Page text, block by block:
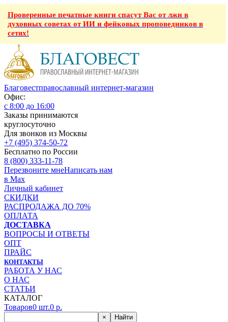
Проверенные печатные книги спасут Вас от лжи в
духовных советах от ИИ и фейковых проповедников в
сетях!
Благовестправославный интернет-магазин
Офис:
с 8:00 до 16:00
Заказы принимаются
круглосуточно
Для звонков из Москвы
+7 (495) 374-50-72
Бесплатно по России
8 (800) 333-11-78
Перезвоните мнеНаписать нам
в Max
Личный кабинет
СКИДКИ
РАСПРОДАЖА ДО 70%
ОПЛАТА
ДОСТАВКА
ВОПРОСЫ И ОТВЕТЫ
ОПТ
ПРАЙС
КОНТАКТЫ
РАБОТА У НАС
О НАС
СТАТЬИ
КАТАЛОГ
Товаров0 шт.0 р.
× Найти